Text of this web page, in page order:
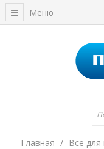
Меню
Главная Всё для